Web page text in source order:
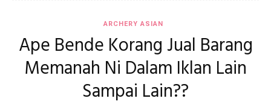
ARCHERY ASIAN
Ape Bende Korang Jual Barang
Memanah Ni Dalam Iklan Lain
Sampai Lain??